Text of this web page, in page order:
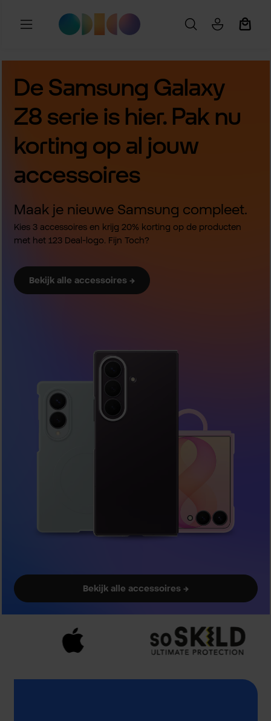
Ga naar de hoofdinhoud
De Samsung Galaxy
Z8 serie is hier. Pak nu
korting op al jouw
accessoires
Maak je nieuwe Samsung compleet.
Kies 3 accessoires en krijg 20% korting op de producten
met het 123 Deal-logo. Fijn Toch?
Bekijk alle accessoires →
Bekijk alle accessoires →